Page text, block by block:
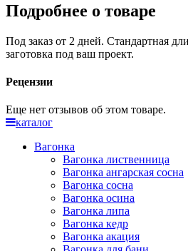
Подробнее о товаре
Под заказ от 2 дней. Стандартная
заготовка под ваш проект.
Рецензии
Еще нет отзывов об этом товаре.
каталог
Вагонка
Вагонка лиственница
Вагонка ангарская сосна
Вагонка сосна
Вагонка осина
Вагонка липа
Вагонка кедр
Вагонка акация